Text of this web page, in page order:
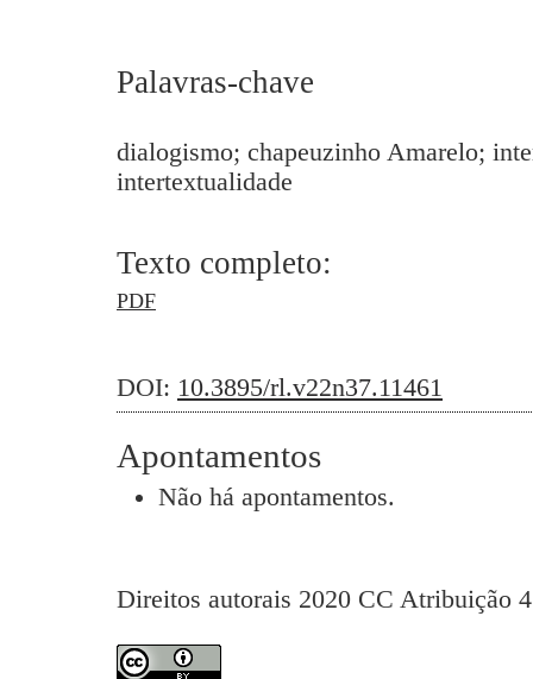
Palavras-chave
dialogismo; chapeuzinho Amarelo;
intertextualidade
Texto completo:
PDF
DOI: 10.3895/rl.v22n37.11461
Apontamentos
Não há apontamentos.
Direitos autorais 2020 CC Atribuição